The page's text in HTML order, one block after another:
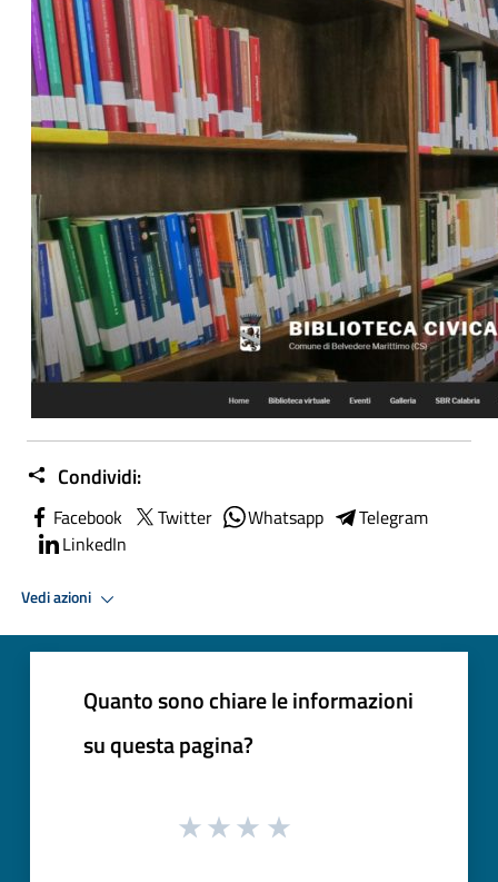
Condividi:
Facebook Twitter Whatsapp
Telegram
LinkedIn
Vedi azioni
Quanto sono chiare le informazioni
su questa pagina?